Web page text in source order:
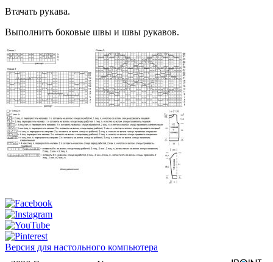
Втачать рукава.
Выполнить боковые швы и швы рукавов.
Версия для настольного компьютера